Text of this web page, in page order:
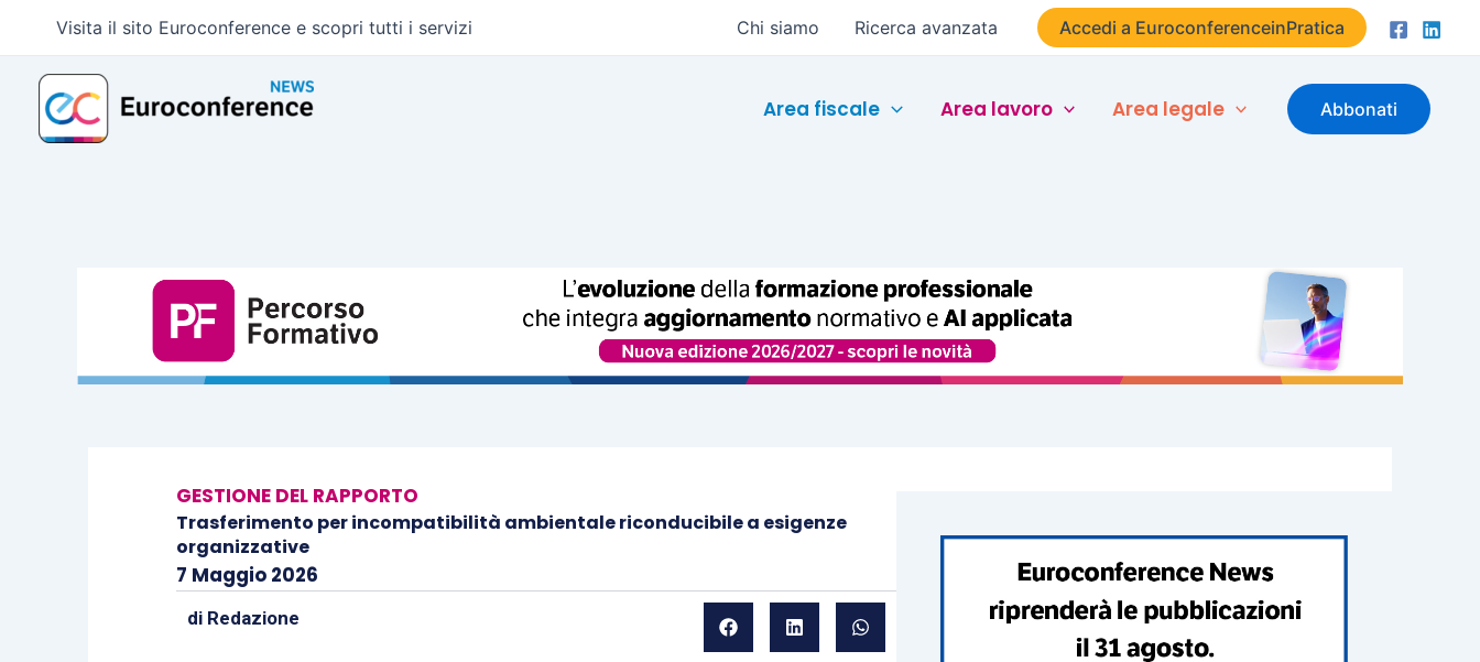
contenuto
Visita il sito Euroconference e scopri tutti i servizi Chi siamo Ricerca avanzata Accedi a EuroconferenceinPratica
Area fiscale Area lavoro Area legale Abbonati
GESTIONE DEL RAPPORTO
Trasferimento per incompatibilità ambientale riconducibile a esigenze
organizzative
7 Maggio 2026
di Redazione